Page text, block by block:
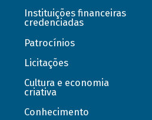
Instituições financeiras
credenciadas
Patrocínios
Licitações
Cultura e economia
criativa
Conhecimento